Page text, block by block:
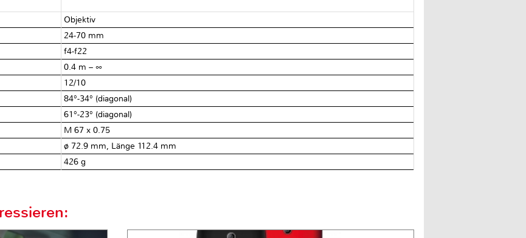
Objektiv
24-70 mm
f4-f22
0.4 m – ∞
12/10
84°-34° (diagonal)
61°-23° (diagonal)
M 67 x 0.75
ø 72.9 mm, Länge 112.4 mm
426 g